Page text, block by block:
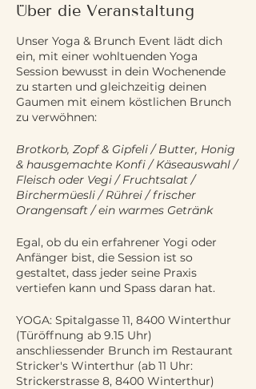
Über die Veranstaltung
Unser Yoga & Brunch Event lädt dich
ein, mit einer wohltuenden Yoga
Session bewusst in dein Wochenende
zu starten und gleichzeitig deinen
Gaumen mit einem köstlichen Brunch
zu verwöhnen:
Brotkorb, Zopf & Gipfeli / Butter, Honig
& hausgemachte Konfi / Käseauswahl /
Fleisch oder Vegi / Fruchtsalat /
Birchermüesli / Rührei / frischer
Orangensaft / ein warmes Getränk
Egal, ob du ein erfahrener Yogi oder
Anfänger bist, die Session ist so
gestaltet, dass jeder seine Praxis
vertiefen kann und Spass daran hat.
YOGA: Spitalgasse 11, 8400 Winterthur
(Türöffnung ab 9.15 Uhr)
anschliessender Brunch im Restaurant
Stricker's Winterthur (ab 11 Uhr:
Strickerstrasse 8, 8400 Winterthur)